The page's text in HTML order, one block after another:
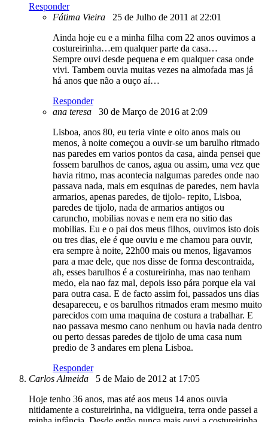
Responder
Fátima Vieira
25 de Julho de 2011 at 22:01
Ainda hoje eu e a minha filha com 22 anos ouvimos a
costureirinha…em qualquer parte da casa…
Sempre ouvi desde pequena e em qualquer casa onde
vivi. Tambem ouvia muitas vezes na almofada mas já
há anos que não a ouço aí…
Responder
ana teresa
30 de Março de 2016 at 2:09
Lisboa, anos 80, eu teria vinte e oito anos mais ou
menos, à noite começou a ouvir-se um barulho ritmado
nas paredes em varios pontos da casa, ainda pensei que
fossem barulhos de canos, agua ou assim, uma vez que
havia ritmo, mas acontecia nalgumas paredes onde nao
passava nada, mais em esquinas de paredes, nem havia
armarios, apenas paredes, de tijolo- repito, Lisboa,
paredes de tijolo, nada de armarios antigos ou
caruncho, mobilias novas e nem era no sitio das
mobilias. Eu e o pai dos meus filhos, ouvimos isto dois
ou tres dias, ele é que ouviu e me chamou para ouvir,
era sempre à noite, 22h00 mais ou menos, ligavamos
para a mae dele, que nos disse de forma descontraida,
ah, esses barulhos é a costureirinha, mas nao tenham
medo, ela nao faz mal, depois isso pára porque ela vai
para outra casa. E de facto assim foi, passados uns dias
desapareceu, e os barulhos ritmados eram mesmo muito
parecidos com uma maquina de costura a trabalhar. E
nao passava mesmo cano nenhum ou havia nada dentro
ou perto dessas paredes de tijolo de uma casa num
predio de 3 andares em plena Lisboa.
Responder
Carlos Almeida
5 de Maio de 2012 at 17:05
Hoje tenho 36 anos, mas até aos meus 14 anos ouvia
nitidamente a costureirinha, na vidigueira, terra onde passei a